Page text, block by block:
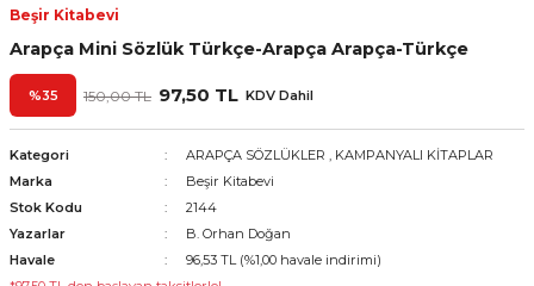
Beşir Kitabevi
Arapça Mini Sözlük Türkçe-Arapça Arapça-Türkçe
%35 150,00 TL 97,50 TL KDV Dahil
Kategori ARAPÇA SÖZLÜKLER , KAMPANYALI KİTAPLAR
Marka
Beşir Kitabevi
Stok Kodu
2144
Yazarlar
B. Orhan Doğan
Havale
96,53 TL (%1,00 havale indirimi)